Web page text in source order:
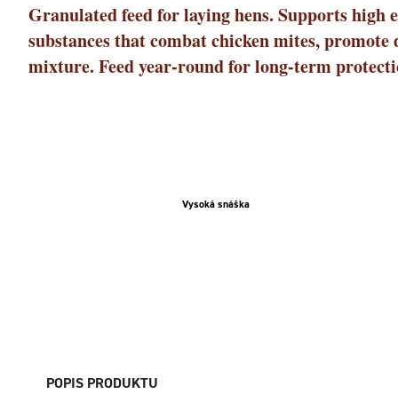
Granulated feed for laying hens. Supports
substances that combat chicken mites,
mixture. Feed year-round for long-term
Vysoká snáška
POPIS PRODUKTU